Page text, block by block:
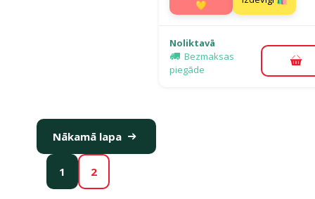
💛
Noliktavā
Bezmaksas
piegāde
1 2
Nākamā lapa